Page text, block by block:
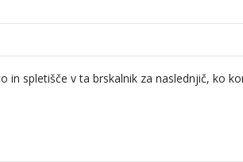
in spletišče v ta brskalnik za naslednjič, ko